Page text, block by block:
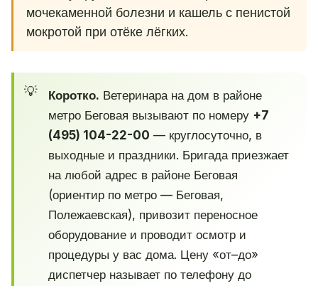
мочекаменной болезни и кашель с пенистой
мокротой при отёке лёгких.
Коротко. Ветеринара на дом в районе
метро Беговая вызывают по номеру +7
(495) 104-22-00 — круглосуточно, в
выходные и праздники. Бригада приезжает
на любой адрес в районе Беговая
(ориентир по метро — Беговая,
Полежаевская), привозит переносное
оборудование и проводит осмотр и
процедуры у вас дома. Цену «от–до»
диспетчер называет по телефону до